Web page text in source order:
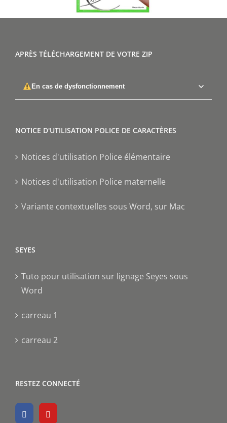
APRÈS TÉLÉCHARGEMENT DE VOTRE ZIP
En cas de dysfonctionnement
NOTICE D'UTILISATION POLICE DE CARACTÈRES
Notices d'utilisation Police élémentaire
Notices d'utilisation Police maternelle
Variante contextuelles sous Word, sur Mac
SEYES
Tuto pour utilisation sur lignage Seyes sous
Word
carreau 1
carreau 2
RESTEZ CONNECTÉ